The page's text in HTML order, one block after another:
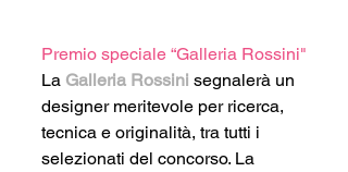
Premio speciale “Galleria Rossini"
La Galleria Rossini segnalerà un
designer meritevole per ricerca,
tecnica e originalità, tra tutti i
selezionati del concorso. La